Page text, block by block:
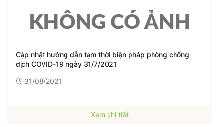
Cập nhật hướng dẫn tạm thời biện pháp phòng chống
dịch COVID-19 ngày 31/7/2021
31/08/2021
Xem chi tiết